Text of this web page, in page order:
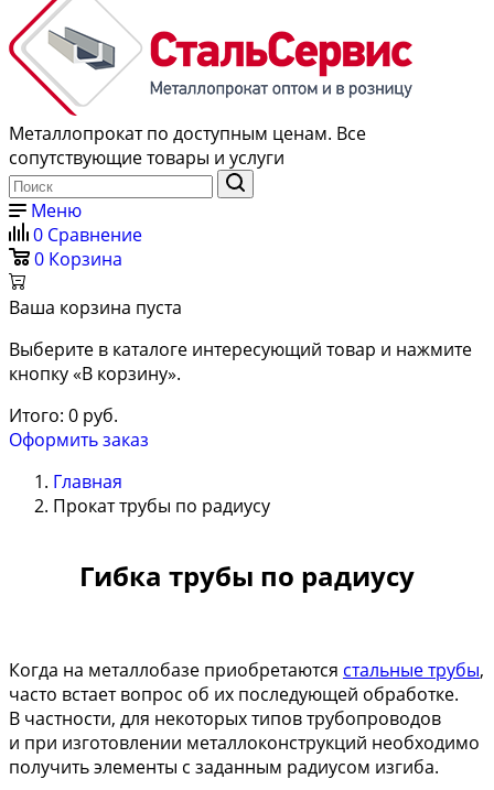
Металлопрокат по доступным ценам. Все
сопутствующие товары и услуги
Меню
0 Сравнение
0 Корзина
Ваша корзина пуста
Выберите в каталоге интересующий товар и нажмите
кнопку «В корзину».
Итого: 0 руб.
Оформить заказ
Главная
Прокат трубы по радиусу
Гибка трубы по радиусу
Когда на металлобазе приобретаются стальные трубы,
часто встает вопрос об их последующей обработке.
В частности, для некоторых типов трубопроводов
и при изготовлении металлоконструкций необходимо
получить элементы с заданным радиусом изгиба.